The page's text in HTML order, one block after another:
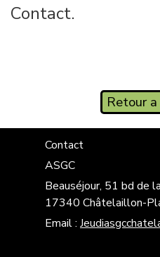
Contact.
Retour
Contact
ASGC
Beauséjour, 51 bd de
17340 Châtelaillon-
Email :